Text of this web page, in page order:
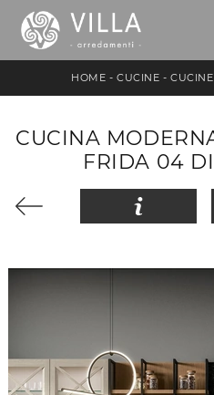
HOME -CUCINE -
CUCINA
FRIDA 04